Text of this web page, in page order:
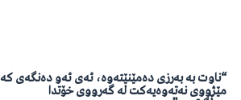
“ناوت بە بەرزی دەمێنێتەوە، ئەی ئەو دەنگەی کە
مێژووی نەتەوەیەکت لە گەرووی خۆتدا